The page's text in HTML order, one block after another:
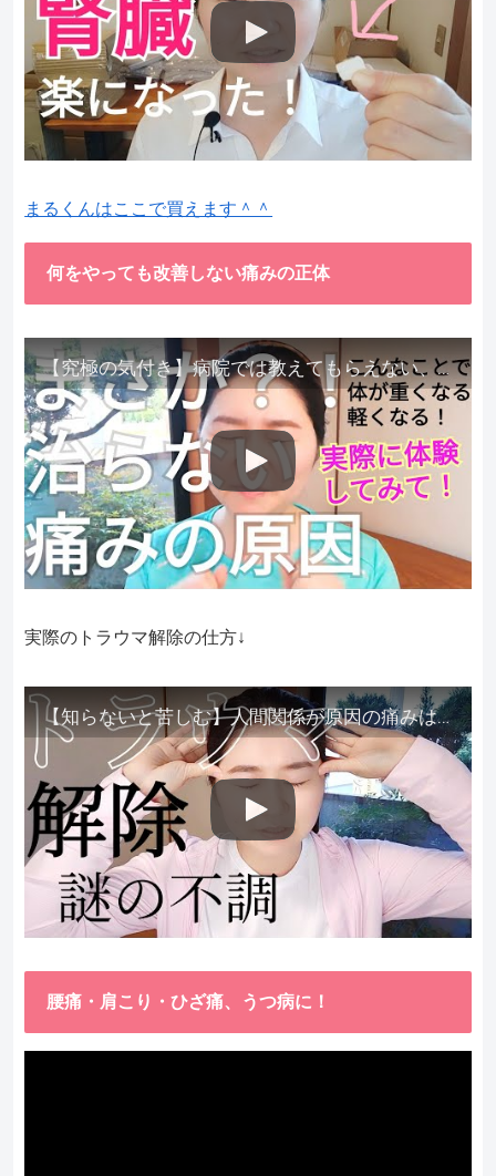
まるくんはここで買えます＾＾
何をやっても改善しない痛みの正体
【究極の気付き】病院では教えてもらえない、その長年悩んできた痛み、症状、どうして治らないのか？痛みの正体、実際に今すぐ試して知ってほしい。
実際のトラウマ解除の仕方↓
【知らないと苦しむ】人間関係が原因の痛みはトラウマ解除が必須。病院に行っても原因不明で治らない不調はこれをしてからケアしてみてください。
腰痛・肩こり・ひざ痛、うつ病に！